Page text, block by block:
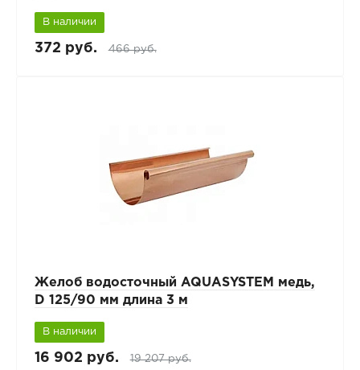
В наличии
372 руб. 466 руб.
Желоб водосточный AQUASYSTEM медь,
D 125/90 мм длина 3 м
В наличии
16 902 руб. 19 207 руб.